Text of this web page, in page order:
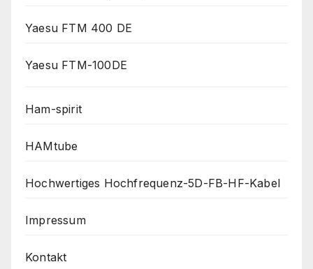
Yaesu FTM 400 DE
Yaesu FTM-100DE
Ham-spirit
HAMtube
Hochwertiges Hochfrequenz-5D-FB-HF-Kabel
Impressum
Kontakt